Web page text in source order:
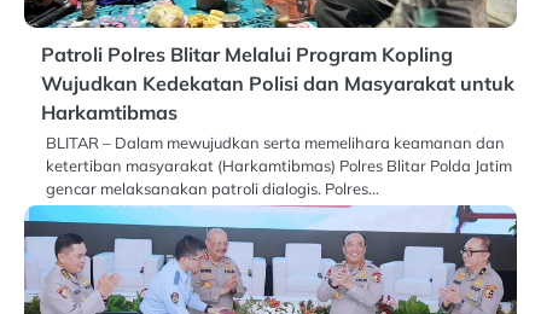
Patroli Polres Blitar Melalui Program Kopling
Wujudkan Kedekatan Polisi dan Masyarakat untuk
Harkamtibmas
BLITAR – Dalam mewujudkan serta memelihara keamanan dan
ketertiban masyarakat (Harkamtibmas) Polres Blitar Polda Jatim
gencar melaksanakan patroli dialogis. Polres…